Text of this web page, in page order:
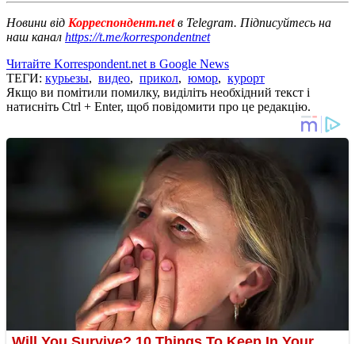
Новини від Корреспондент.netв Telegram. Підписуйтесь на
наш канал https://t.me/korrespondentnet
Читайте Korrespondent.net в Google News
ТЕГИ: курьезы, видео, прикол, юмор, курорт
Якщо ви помітили помилку, виділіть необхідний текст і
натисніть Ctrl + Enter, щоб повідомити про це редакцію.